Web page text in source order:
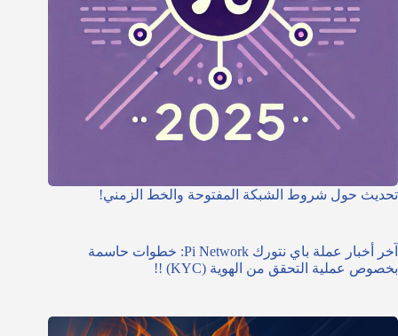
تحديث حول شروط الشبكة المفتوحة والخط الزمني!
آخر أخبار عملة باي نتورك Pi Network: خطوات حاسمة
بخصوص عملية التحقق من الهوية (KYC) !!